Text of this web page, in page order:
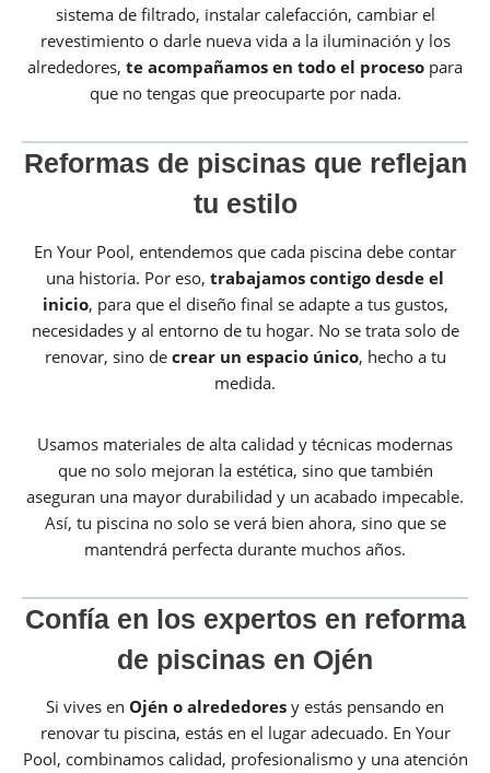
sistema de filtrado, instalar calefacción, cambiar el
revestimiento o darle nueva vida a la iluminación y los
alrededores, te acompañamos en todo el proceso para
que no tengas que preocuparte por nada.
Reformas de piscinas que reflejan
tu estilo
En Your Pool, entendemos que cada piscina debe contar
una historia. Por eso, trabajamos contigo desde el
inicio, para que el diseño final se adapte a tus gustos,
necesidades y al entorno de tu hogar. No se trata solo de
renovar, sino de crear un espacio único, hecho a tu
medida.
Usamos materiales de alta calidad y técnicas modernas
que no solo mejoran la estética, sino que también
aseguran una mayor durabilidad y un acabado impecable.
Así, tu piscina no solo se verá bien ahora, sino que se
mantendrá perfecta durante muchos años.
Confía en los expertos en reforma
de piscinas en Ojén
Si vives en Ojén o alrededores y estás pensando en
renovar tu piscina, estás en el lugar adecuado. En Your
Pool, combinamos calidad, profesionalismo y una atención